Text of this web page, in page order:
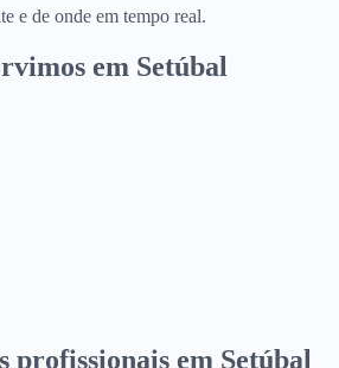
e de onde em tempo real.
em Setúbal
profissionais em Setúbal